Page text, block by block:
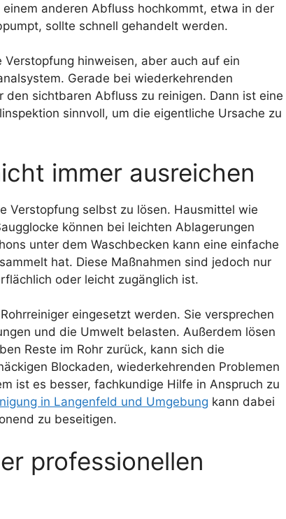
anderen Abfluss hochkommt, etwa in der
sollte schnell gehandelt werden.
hinweisen, aber auch auf ein
Gerade bei wiederkehrenden
sichtbaren Abfluss zu reinigen. Dann ist eine
sinnvoll, um die eigentliche Ursache zu
immer ausreichen
Verstopfung selbst zu lösen. Hausmittel wie
können bei leichten Ablagerungen
unter dem Waschbecken kann eine einfache
hat. Diese Maßnahmen sind jedoch nur
oder leicht zugänglich ist.
eingesetzt werden. Sie versprechen
und die Umwelt belasten. Außerdem lösen
Reste im Rohr zurück, kann sich die
Blockaden, wiederkehrenden Problemen
ist es besser, fachkundige Hilfe in Anspruch zu
in Langenfeld und Umgebung kann dabei
zu beseitigen.
professionellen